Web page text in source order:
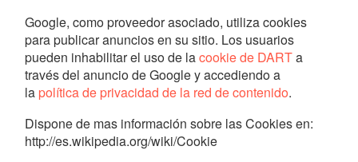
Google, como proveedor asociado, utiliza cookies
para publicar anuncios en su sitio. Los usuarios
pueden inhabilitar el uso de lacookie de DARTa
través del anuncio de Google y accediendo a
la política de privacidad de la red de contenido.
Dispone de mas información sobre las Cookies en:
http://es.wikipedia.org/wiki/Cookie